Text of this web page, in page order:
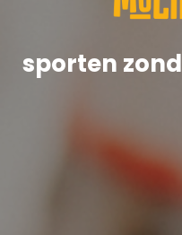
sporten